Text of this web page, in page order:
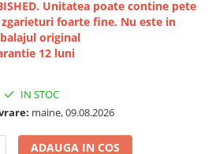
Unitatea poate contine pete
foarte fine. Nu este in
original
12 luni
IN STOC
maine, 09.08.2026
ADAUGA IN COS